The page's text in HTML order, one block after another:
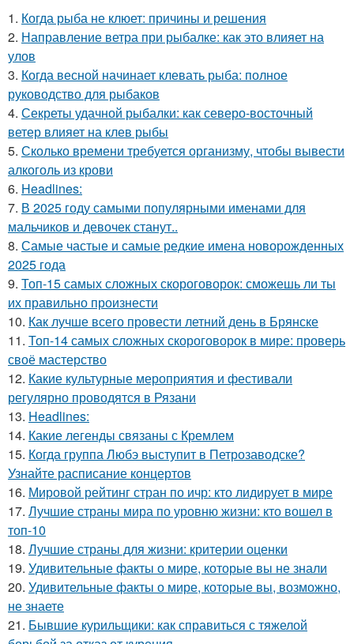
1. Когда рыба не клюет: причины и решения
2. Направление ветра при рыбалке: как это влияет на
улов
3. Когда весной начинает клевать рыба: полное
руководство для рыбаков
4. Секреты удачной рыбалки: как северо-восточный
ветер влияет на клев рыбы
5. Сколько времени требуется организму, чтобы вывести
алкоголь из крови
6. Headlines:
7. В 2025 году самыми популярными именами для
мальчиков и девочек станут..
8. Самые частые и самые редкие имена новорожденных
2025 года
9. Топ-15 самых сложных скороговорок: сможешь ли ты
их правильно произнести
10. Как лучше всего провести летний день в Брянске
11. Топ-14 самых сложных скороговорок в мире: проверь
своё мастерство
12. Какие культурные мероприятия и фестивали
регулярно проводятся в Рязани
13. Headlines:
14. Какие легенды связаны с Кремлем
15. Когда группа Любэ выступит в Петрозаводске?
Узнайте расписание концертов
16. Мировой рейтинг стран по ичр: кто лидирует в мире
17. Лучшие страны мира по уровню жизни: кто вошел в
топ-10
18. Лучшие страны для жизни: критерии оценки
19. Удивительные факты о мире, которые вы не знали
20. Удивительные факты о мире, которые вы, возможно,
не знаете
21. Бывшие курильщики: как справиться с тяжелой